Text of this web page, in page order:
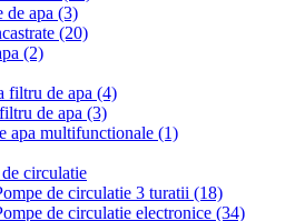
de apa (3)
(20)
(2)
filtru de apa (4)
de apa (3)
apa multifunctionale (1)
circulatie
de circulatie 3 turatii (18)
de circulatie electronice (34)